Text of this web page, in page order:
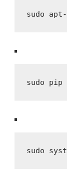
sudo
sudo
sudo